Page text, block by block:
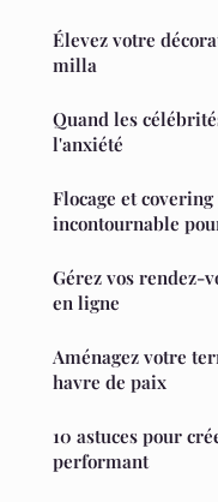
Élevez votre
milla
Quand les
l'anxiété
Flocage et
incontournable
Gérez vos rendez-
en ligne
Aménagez votre
havre de paix
10 astuces pour
performant